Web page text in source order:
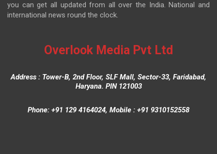
you can get all updated from all over the India. National and
international news round the clock.
Overlook Media Pvt Ltd
Address : Tower-B, 2nd Floor, SLF Mall, Sector-33, Faridabad,
Haryana. PIN 121003
Phone: +91 129 4164024, Mobile : +91 9310152558